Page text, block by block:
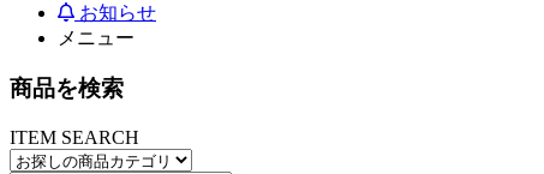
お知らせ
メニュー
商品を検索
ITEM SEARCH